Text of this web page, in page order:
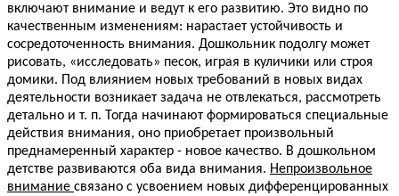
включают внимание и ведут к его развитию. Это видно по
качественным изменениям: нарастает устойчивость и
сосредоточенность внимания. Дошкольник подолгу может
рисовать, «исследовать» песок, играя в куличики или строя
домики. Под влиянием новых требований в новых видах
деятельности возникает задача не отвлекаться, рассмотреть
детально и т. п. Тогда начинают формироваться специальные
действия внимания, оно приобретает произвольный
преднамеренный характер - новое качество. В дошкольном
детстве развиваются оба вида внимания. Непроизвольное
внимание связано с усвоением новых дифференцированных